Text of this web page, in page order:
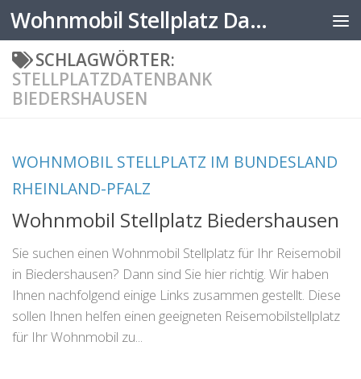
Zum Inhalt springen Wohnmobil Stellplatz Datenbank
SCHLAGWÖRTER:
STELLPLATZDATENBANK
BIEDERSHAUSEN
WOHNMOBIL STELLPLATZ IM BUNDESLAND
RHEINLAND-PFALZ
Wohnmobil Stellplatz Biedershausen
Sie suchen einen Wohnmobil Stellplatz für Ihr Reisemobil
in Biedershausen? Dann sind Sie hier richtig. Wir haben
Ihnen nachfolgend einige Links zusammen gestellt. Diese
sollen Ihnen helfen einen geeigneten Reisemobilstellplatz
für Ihr Wohnmobil zu...